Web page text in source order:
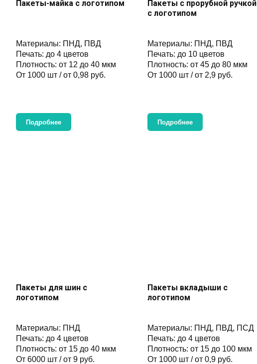
Пакеты-майка с логотипом
Материалы: ПНД, ПВД
Печать: до 4 цветов
Плотность: от 12 до 40 мкм
От 1000 шт / от 0,98 руб.
Подробнее
Пакеты с прорубной ручкой
с логотипом
Материалы: ПНД, ПВД
Печать: до 10 цветов
Плотность: от 45 до 80 мкм
От 1000 шт / от 2,9 руб.
Подробнее
Пакеты для шин с
логотипом
Материалы: ПНД
Печать: до 4 цветов
Плотность: от 15 до 40 мкм
От 6000 шт / от 9 руб.
Пакеты вкладыши с
логотипом
Материалы: ПНД, ПВД, ПСД
Печать: до 4 цветов
Плотность: от 15 до 100 мкм
От 1000 шт / от 0,9 руб.